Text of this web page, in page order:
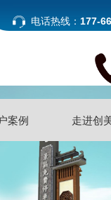
电话热线： 177-
案例 走进创
走进创美